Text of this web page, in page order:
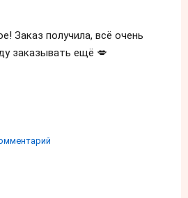
Заказ получила, всё очень
заказывать ещё 💋